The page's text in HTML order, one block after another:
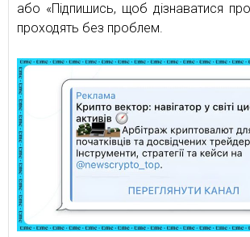
або «Підпишись, щоб дізнаватися про
проходять без проблем.